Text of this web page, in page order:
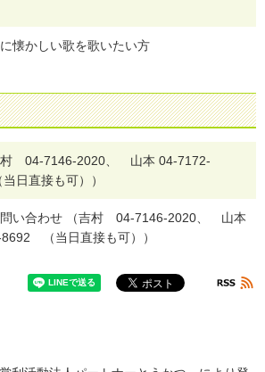
懐かしい歌を歌いたい方
村 04-7146-2020、 山本 04-7172-
日直接も可））
問い合わせ （吉村 04-7146-2020、 山本
（当日直接も可））